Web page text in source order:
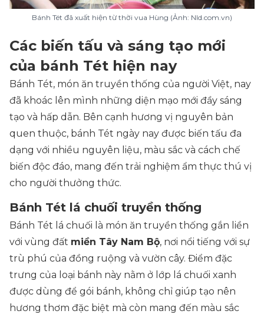
Bánh Tét đã xuất hiện từ thời vua Hùng (Ảnh: Nld.com.vn)
Các biến tấu và sáng tạo mới
của bánh Tét hiện nay
Bánh Tét, món ăn truyền thống của người Việt, nay
đã khoác lên mình những diện mạo mới đầy sáng
tạo và hấp dẫn. Bên cạnh hương vị nguyên bản
quen thuộc, bánh Tét ngày nay được biến tấu đa
dạng với nhiều nguyên liệu, màu sắc và cách chế
biến độc đáo, mang đến trải nghiệm ẩm thực thú vị
cho người thưởng thức.
Bánh Tét lá chuối truyền thống
Bánh Tét lá chuối là món ăn truyền thống gắn liền
với vùng đất miền Tây Nam Bộ, nơi nổi tiếng với sự
trù phú của đồng ruộng và vườn cây. Điểm đặc
trưng của loại bánh này nằm ở lớp lá chuối xanh
được dùng để gói bánh, không chỉ giúp tạo nên
hương thơm đặc biệt mà còn mang đến màu sắc